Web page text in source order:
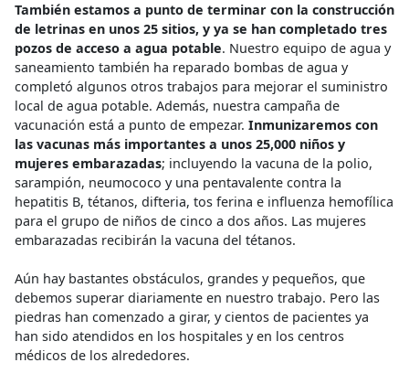
También estamos a punto de terminar con la construcción
de letrinas en unos 25 sitios, y ya se han completado tres
pozos de acceso a agua potable. Nuestro equipo de agua y
saneamiento también ha reparado bombas de agua y
completó algunos otros trabajos para mejorar el suministro
local de agua potable. Además, nuestra campaña de
vacunación está a punto de empezar. Inmunizaremos con
las vacunas más importantes a unos 25,000 niños y
mujeres embarazadas; incluyendo la vacuna de la polio,
sarampión, neumococo y una pentavalente contra la
hepatitis B, tétanos, difteria, tos ferina e influenza hemofílica
para el grupo de niños de cinco a dos años. Las mujeres
embarazadas recibirán la vacuna del tétanos.
Aún hay bastantes obstáculos, grandes y pequeños, que
debemos superar diariamente en nuestro trabajo. Pero las
piedras han comenzado a girar, y cientos de pacientes ya
han sido atendidos en los hospitales y en los centros
médicos de los alrededores.